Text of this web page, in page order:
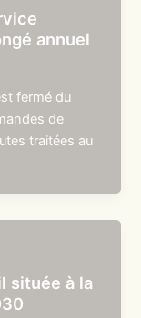
annuel
fermé du
de
traitées au
située à la